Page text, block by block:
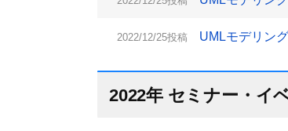
2022/12/25投稿 UMLモデリン
2022年 セミナー・イ